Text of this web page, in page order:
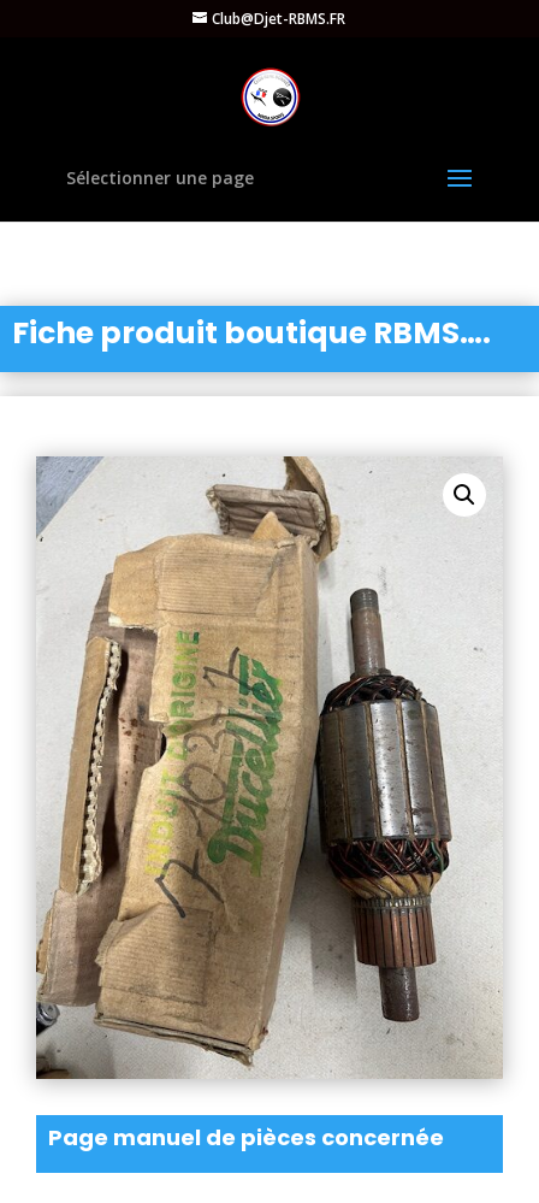
Club@Djet-RBMS.FR
Sélectionner une page
Fiche produit boutique RBMS….
Page manuel de pièces concernée